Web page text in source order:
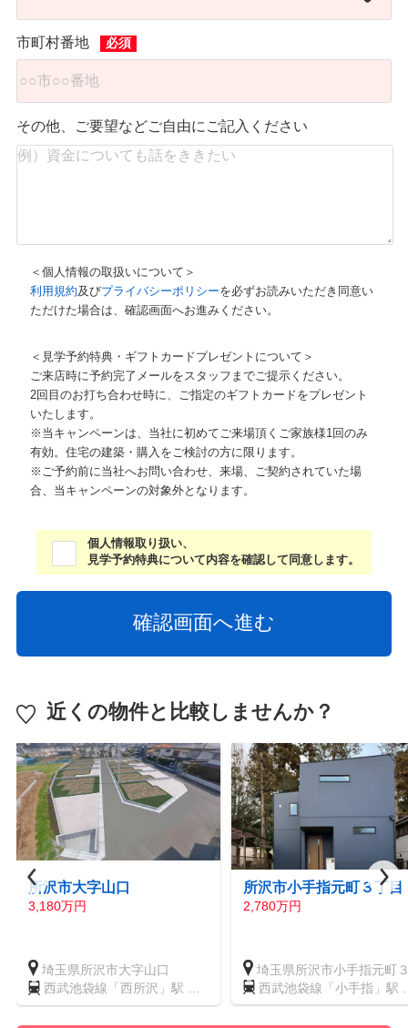
市町村番地
その他、ご要望などご自由にご記入ください
＜個人情報の取扱いについて＞
利用規約及びプライバシーポリシーを必ずお読みいただき同意い
ただけた場合は、確認画面へお進みください。
＜見学予約特典・ギフトカードプレゼントについて＞
ご来店時に予約完了メールをスタッフまでご提示ください。
2回目のお打ち合わせ時に、ご指定のギフトカードをプレゼント
いたします。
※当キャンペーンは、当社に初めてご来場頂くご家族様1回のみ
有効。住宅の建築・購入をご検討の方に限ります。
※ご予約前に当社へお問い合わせ、来場、ご契約されていた場
合、当キャンペーンの対象外となります。
個人情報取り扱い、
見学予約特典について内容を確認して同意します。
近くの物件と比較しませんか？
所沢市大字山口
3,180万円
埼玉県所沢市大字山口
西武池袋線「西所沢」駅 徒
歩11分
所沢市小手指元町３丁目
2,780万円
埼玉県所沢市小手指元町
目 西武池袋線「小手指」駅
歩22分